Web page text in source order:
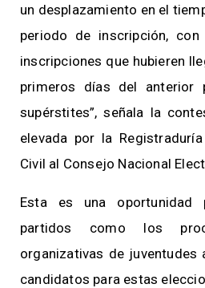
un desplazamiento en el
periodo de inscripción,
inscripciones que hubieren
primeros días del anterior
supérstites”, señala la
elevada por la
Civil al Consejo Nacional
Esta es una
partidos como los
organizativas de juventudes
candidatos para estas